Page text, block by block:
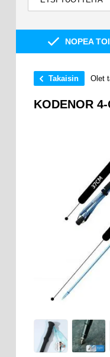
NOPEA
Takaisin Olet
KODENOR